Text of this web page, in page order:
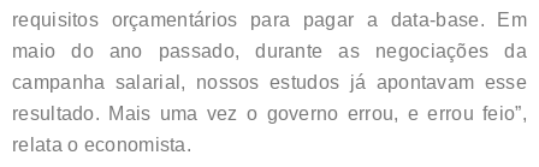
requisitos orçamentários para pagar a data-base. Em
maio do ano passado, durante as negociações da
campanha salarial, nossos estudos já apontavam esse
resultado. Mais uma vez o governo errou, e errou feio”,
relata o economista.